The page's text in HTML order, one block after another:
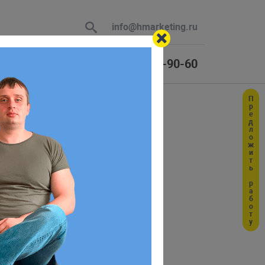
info@hmarketing.ru
+7 (925) 464-90-60
дня
ответ
с учетом
Предложить работу